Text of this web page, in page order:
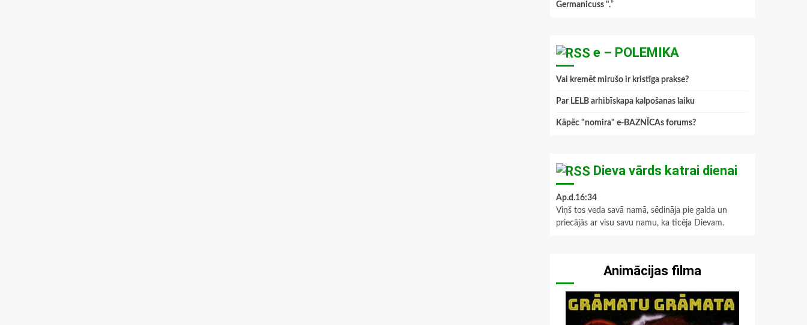
Germanicuss ".”
e – POLEMIKA
Vai kremēt mirušo ir kristīga prakse?
Par LELB arhibīskapa kalpošanas laiku
Kāpēc "nomira" e-BAZNĪCAs forums?
Dieva vārds katrai dienai
Ap.d.16:34
Viņš tos veda savā namā, sēdināja pie galda un
priecājās ar visu savu namu, ka ticēja Dievam.
Animācijas filma